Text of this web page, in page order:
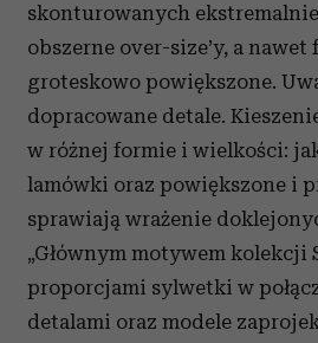
skonturowanych
obszerne over-size’y, a
groteskowo powiększone.
dopracowane detale.
w różnej formie i wielkości:
lamówki oraz powiększone i
sprawiają wrażenie
„Głównym motywem kolekcji
proporcjami sylwetki w
detalami oraz modele